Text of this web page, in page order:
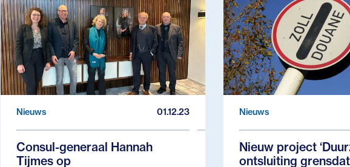
Nieuws 01.12.23
Consul-generaal Hannah
Tijmes op
Nieuws
Nieuw project
ontsluiting